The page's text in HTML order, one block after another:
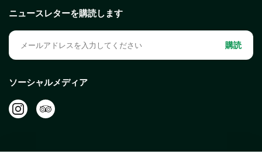
ニュースレターを購読します
購読
ソーシャルメディア